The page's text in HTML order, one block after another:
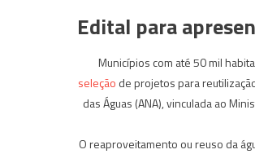
Edital para
Municípios com até 50 mil
seleção de projetos para
das Águas (ANA), vinculada ao
O reaproveitamento ou reuso da